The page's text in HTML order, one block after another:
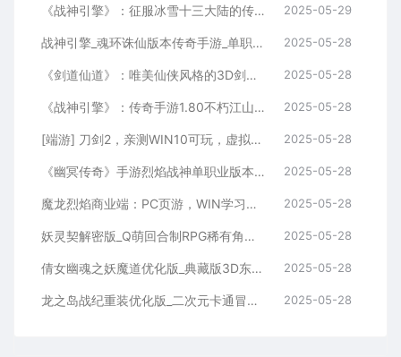
《战神引擎》：征服冰雪十三大陆的传奇手游！独特职业、Win服务端，视频架设教程全攻略 2025-05-29
战神引擎_魂环诛仙版本传奇手游_单职业特色传奇手游_Win服务端_通用视频架设教程 2025-05-28
《剑道仙道》：唯美仙侠风格的3D剑道手游！WIN学习手工服务端，无IP数限制，通用视频教程全解析 2025-05-28
《战神引擎》：传奇手游1.80不朽江山合击独家制作版[白猪3]！支持安卓和iOS双端 2025-05-28
[端游] 刀剑2，亲测WIN10可玩，虚拟机一键端，有视频教程、有GM,完整商城 ，有局域网工具 2025-05-28
《幽冥传奇》手游烈焰战神单职业版本：WIN学习手工服务端通用视频教程，GM物品充值后台，适用于安卓版 2025-05-28
魔龙烈焰商业端：PC页游，WIN学习手工服务端，通用视频教程，GM工具 2025-05-28
妖灵契解密版_Q萌回合制RPG稀有角色扮演剧情闯关手游_Linux服务端_通用视频架设教程及解密工具_GM物品后台_安卓版 2025-05-28
倩女幽魂之妖魔道优化版_典藏版3D东方玄幻稀有角色扮演剧情手游_Win服务端_视频架设教程_GM总运营后台_安卓/苹果iOS双平台 2025-05-28
龙之岛战纪重装优化版_二次元卡通冒险动作角色扮演闯关手游_Win服务端_通用视频架设教程及GM工具_安卓版 2025-05-28